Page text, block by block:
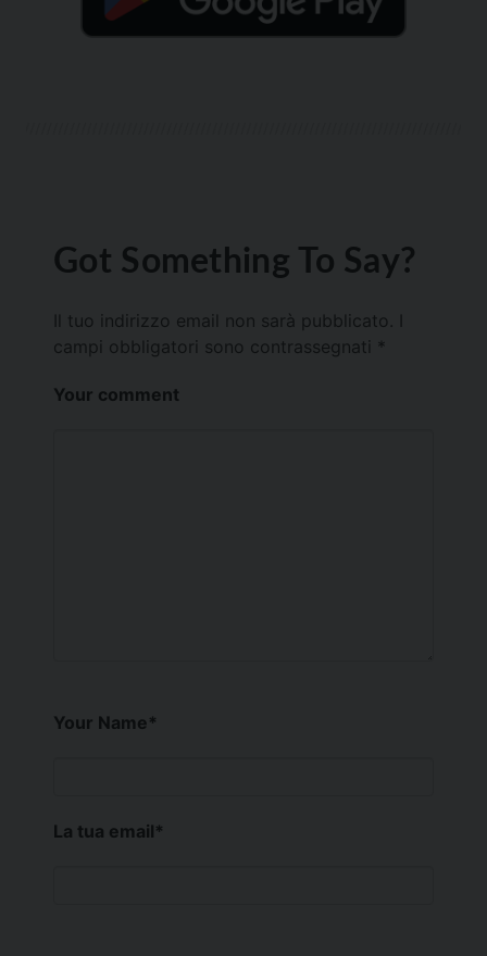
Got Something To Say?
Il tuo indirizzo email non sarà pubblicato.
campi obbligatori sono contrassegnati *
Your comment
Your Name*
La tua email*